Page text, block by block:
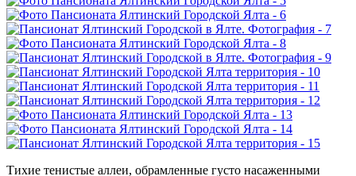
Тихие тенистые аллеи, обрамленные густо насаженными